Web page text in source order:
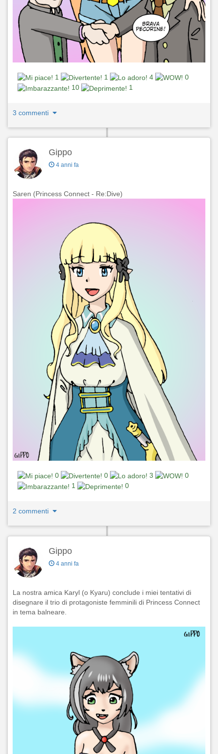
1 1 4
0
10
1
3 commenti
Gippo
4 anni fa
Saren (Princess Connect - Re:Dive)
0 0 3
0
1
0
2 commenti
Gippo
4 anni fa
La nostra amica Karyl (o Kyaru) conclude i miei tentativi di
disegnare il trio di protagoniste femminili di Princess Connect
in tema balneare.